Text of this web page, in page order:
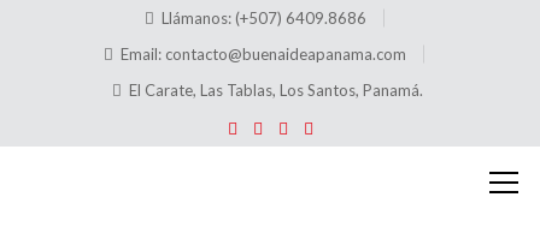
Llámanos: (+507) 6409.8686
Email: contacto@buenaideapanama.com
El Carate, Las Tablas, Los Santos, Panamá.